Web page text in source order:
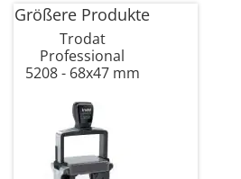
Größere Produkte
Trodat
Professional
5208 - 68x47 mm